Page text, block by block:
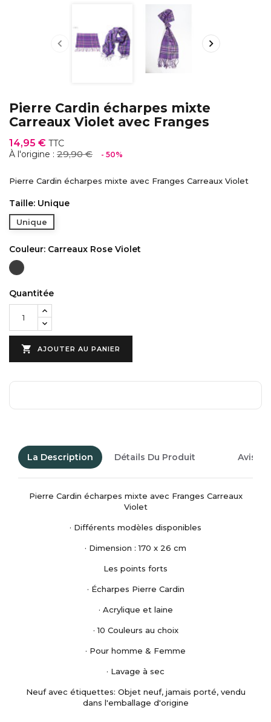
 
Pierre Cardin écharpes mixte
Carreaux Violet avec Franges
14,95 € TTC
À l'origine : 29,90 € - 50%
Pierre Cardin écharpes mixte avec Franges Carreaux Violet
Taille: Unique
Unique
Couleur: Carreaux Rose Violet
Carreaux
Violet
Quantitée
 AJOUTER AU PANIER
La Description Détails Du Produit Avis
Pierre Cardin écharpes mixte avec Franges Carreaux
Violet
· Différents modèles disponibles
· Dimension : 170 x 26 cm
Les points forts
· Écharpes Pierre Cardin
· Acrylique et laine
· 10 Couleurs au choix
· Pour homme & Femme
· Lavage à sec
Neuf avec étiquettes: Objet neuf, jamais porté, vendu
dans l'emballage d'origine